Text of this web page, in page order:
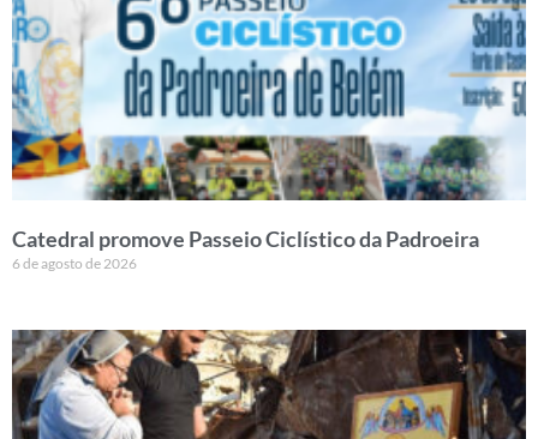
Catedral promove Passeio Ciclístico da Padroeira
6 de agosto de 2026